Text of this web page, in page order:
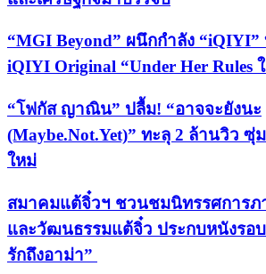
“MGI Beyond” ผนึกกำลัง “iQIYI”
iQIYI Original “Under Her Rules
“โฟกัส ญาณิน” ปลื้ม! “อาจจะยังนะ
(Maybe.Not.Yet)” ทะลุ 2 ล้านวิว ซุ่
ใหม่
สมาคมแต้จิ๋วฯ ชวนชมนิทรรศการภ
และวัฒนธรรมแต้จิ๋ว ประกบหนังรอ
รักถึงอาม่า”